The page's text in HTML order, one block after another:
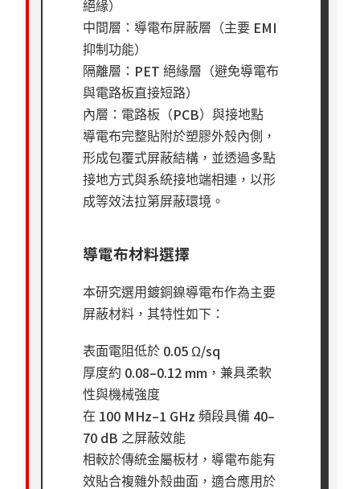
絕緣）
中間層：導電布屏蔽層（主要 EMI
抑制功能）
隔離層： PET絕緣層（避免導電布
與電路板直接短路）
內層：電路板（PCB）與接地點
導電布完整貼附於塑膠外殼內側，
形成包覆式屏蔽結構，並透過多點
接地方式與系統接地端相連，以形
成等效法拉第屏蔽環境。
導電布材料選擇
本研究選用鍍銅鎳導電布作為主要
屏蔽材料，其特性如下：
表面電阻低於 0.05 Ω/sq
厚度約 0.08–0.12 mm ，兼具柔軟
性與機械強度
在 100 MHz–1 GHz頻段具備 40–
70 dB 之屏蔽效能
相較於傳統金屬板材，導電布能有
效貼合複雜外殼曲面，適合應用於